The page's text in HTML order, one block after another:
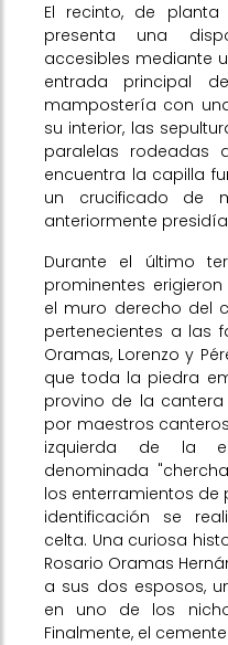
El recinto, de planta
presenta una
accesibles mediante
entrada principal
mampostería con
su interior, las
paralelas rodeadas
encuentra la capilla
un crucificado de
anteriormente
Durante el último
prominentes
el muro derecho del
pertenecientes a las
Oramas, Lorenzo y
que toda la piedra
provino de la
por maestros
izquierda de la
denominada
los enterramientos de
identificación se
celta. Una curiosa
Rosario Oramas
a sus dos esposos,
en uno de los
Finalmente, el